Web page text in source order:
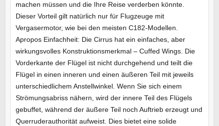
machen müssen und die Ihre Reise verderben könnte.
Dieser Vorteil gilt natürlich nur für Flugzeuge mit
Vergasermotor, wie bei den meisten C182-Modellen.
Apropos Einfachheit: Die Cirrus hat ein einfaches, aber
wirkungsvolles Konstruktionsmerkmal – Cuffed Wings. Die
Vorderkante der Flügel ist nicht durchgehend und teilt die
Flügel in einen inneren und einen äußeren Teil mit jeweils
unterschiedlichem Anstellwinkel. Wenn Sie sich einem
Strömungsabriss nähern, wird der innere Teil des Flügels
gebuffet, während der äußere Teil noch Auftrieb erzeugt und
Querruderauthorität aufweist. Dies bietet eine solide